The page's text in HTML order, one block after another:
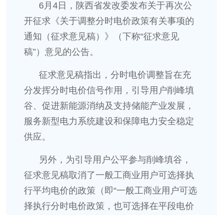
6月4日，陕西省发改委发布关于再次公
开征求《关于调整分时电价政策有关事项的
通知（征求意见稿）》（下称“征求意见
稿”）意见的公告。
征求意见稿指出，分时电价调整旨在充
分发挥分时电价信号作用，引导用户削峰填
谷、促进新能源消纳及支持储能产业发展，
服务新型电力系统建设和保障电力安全稳定
供应。
另外，为引导用户公平参与削峰填谷，
征求意见稿取消了一般工商业用户可选择执
行平均电价的政策（即“一般工商业用户可选
择执行分时电价政策，也可选择在平段电价